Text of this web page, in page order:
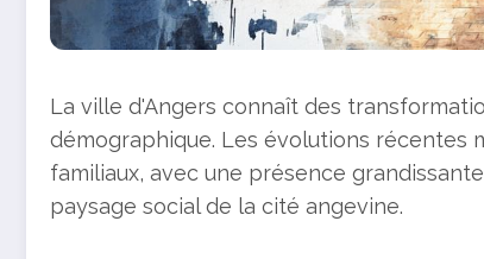
La ville d'Angers connaît des
démographique. Les évolutions récentes
familiaux, avec une présence
paysage social de la cité angevine.